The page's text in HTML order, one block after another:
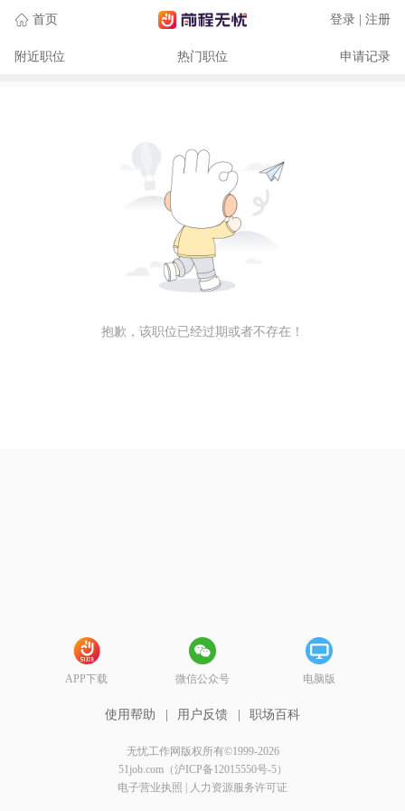
首页 登录 | 注册
附近职位 热门职位 申请记录
抱歉，该职位已经过期或者不存在！
APP下载 微信公众号 电脑版
使用帮助 用户反馈 职场百科
无忧工作网版权所有©1999-2026
51job.com（沪ICP备12015550号-5）
电子营业执照
人力资源服务许可证